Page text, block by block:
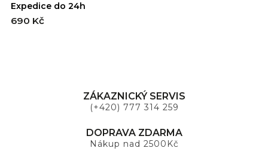
Expedice do 24h
690 Kč
ZÁKAZNICKÝ SERVIS
(+420) 777 314 259
DOPRAVA ZDARMA
Nákup nad 2500Kč